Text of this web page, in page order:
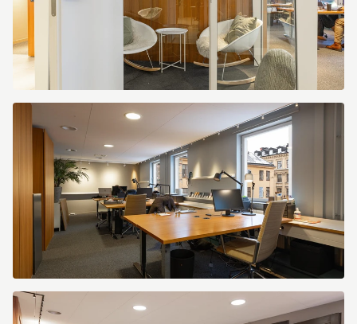
Kapellgränd
Kapellgränd
3